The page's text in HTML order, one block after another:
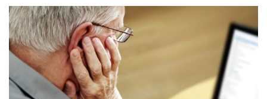
administracyjnoprawnych aspektach związanych z
pracą i pomocą socjalną.